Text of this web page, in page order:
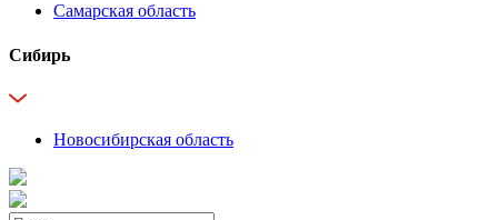
Самарская область
Сибирь
Новосибирская область